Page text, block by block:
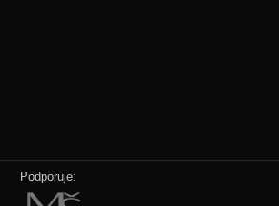
Podporuje: